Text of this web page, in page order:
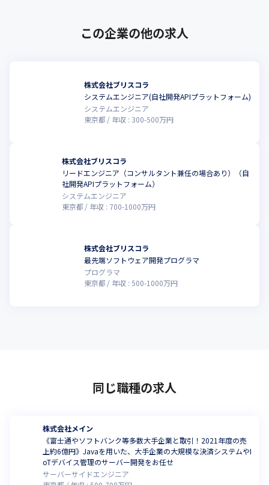
この企業の他の求人
株式会社ブリスコラ
システムエンジニア(自社開発APIプラットフォーム)
システムエンジニア
東京都
年収 : 300-500万円
株式会社ブリスコラ
リードエンジニア（コンサルタント兼任の場合あり）（自
社開発APIプラットフォーム）
システムエンジニア
東京都
年収 : 700-1000万円
株式会社ブリスコラ
最先端ソフトウェア開発プログラマ
プログラマ
東京都
年収 : 500-1000万円
同じ職種の求人
株式会社メイン
《富士通やソフトバンク等多数大手企業と取引！2021年度の売
上約6億円》Javaを用いた、大手企業の大規模な決済システムやI
oTデバイス管理のサーバー開発をお任せ
サーバーサイドエンジニア